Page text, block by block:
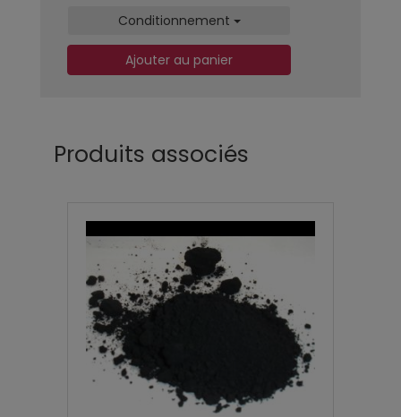
Conditionnement
Ajouter au panier
Produits associés